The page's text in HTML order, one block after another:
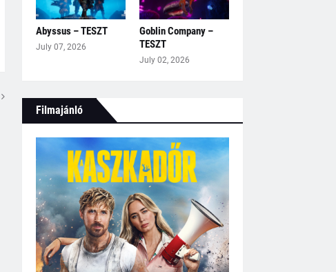
Abyssus – TESZT
July 07, 2026
Goblin Company –
TESZT
July 02, 2026
Filmajánló